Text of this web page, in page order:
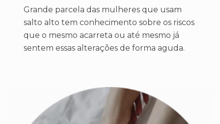
Grande parcela das mulheres que usam
salto alto tem conhecimento sobre os riscos
que o mesmo acarreta ou até mesmo já
sentem essas alterações de forma aguda.